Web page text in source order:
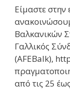
Είμαστε
Βαλκανικών
Γαλλικός
(AFEBalk),
από τις 25